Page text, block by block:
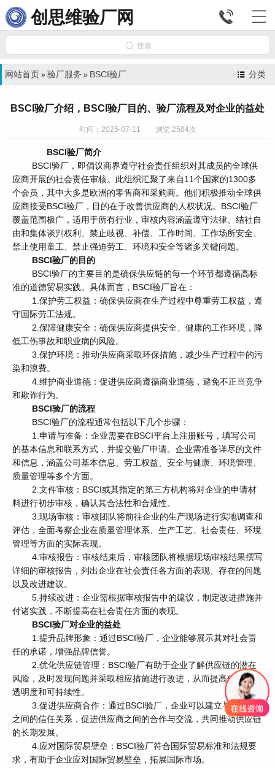
创思维验厂网 

 搜索
分类
网站首页 » 验厂服务 » BSCI验厂
BSCI验厂介绍，BSCI验厂目的、验厂流程及对企业的益处
时间：2025-07-11 浏览:2584次
BSCI验厂简介
BSCI验厂，即倡议商界遵守社会责任组织对其成员的全球供
应商开展的社会责任审核。此组织汇聚了来自11个国家的1300多
个会员，其中大多是欧洲的零售商和采购商。他们积极推动全球供
应商接受BSCI验厂，目的在于改善供应商的人权状况。BSCI验厂
覆盖范围极广，适用于所有行业，审核内容涵盖遵守法律、结社自
由和集体谈判权利、禁止歧视、补偿、工作时间、工作场所安全、
禁止使用童工、禁止强迫劳工、环境和安全等诸多关键问题。
BSCI验厂的目的
BSCI验厂的主要目的是确保供应链的每一个环节都遵循高标
准的道德贸易实践。具体而言，BSCI验厂旨在：
1.保护劳工权益：确保供应商在生产过程中尊重劳工权益，遵
守国际劳工法规。
2.保障健康安全：确保供应商提供安全、健康的工作环境，降
低工伤事故和职业病的风险。
3.保护环境：推动供应商采取环保措施，减少生产过程中的污
染和浪费。
4.维护商业道德：促进供应商遵循商业道德，避免不正当竞争
和欺诈行为。
BSCI验厂的流程
BSCI验厂的流程通常包括以下几个步骤：
1.申请与准备：企业需要在BSCI平台上注册账号，填写公司
的基本信息和联系方式，并提交验厂申请。企业需准备详尽的文件
和信息，涵盖公司基本信息、劳工权益、安全与健康、环境管理、
质量管理等多个方面。
2.文件审核：BSCI或其指定的第三方机构将对企业的申请材
料进行初步审核，确认其合法性和合规性。
3.现场审核：审核团队将前往企业的生产现场进行实地调查和
评估，全面考察企业在质量管理体系、生产工艺、社会责任、环境
管理等方面的实际表现。
4.审核报告：审核结束后，审核团队将根据现场审核结果撰写
详细的审核报告，列出企业在社会责任各方面的表现、存在的问题
以及改进建议。
5.持续改进：企业需根据审核报告中的建议，制定改进措施并
付诸实践，不断提高在社会责任方面的表现。
BSCI验厂对企业的益处
1.提升品牌形象：通过BSCI验厂，企业能够展示其对社会责
任的承诺，增强品牌信誉。
2.优化供应链管理：BSCI验厂有助于企业了解供应链的潜在
风险，及时发现问题并采取相应措施进行改进，从而提高供应链的
透明度和可持续性。
3.促进供应商合作：通过BSCI验厂，企业可以建立与供应商
之间的信任关系，促进供应商之间的合作与交流，共同推动供应链
的长期发展。
4.应对国际贸易壁垒：BSCI验厂符合国际贸易标准和法规要
求，有助于企业应对国际贸易壁垒，拓展国际市场。